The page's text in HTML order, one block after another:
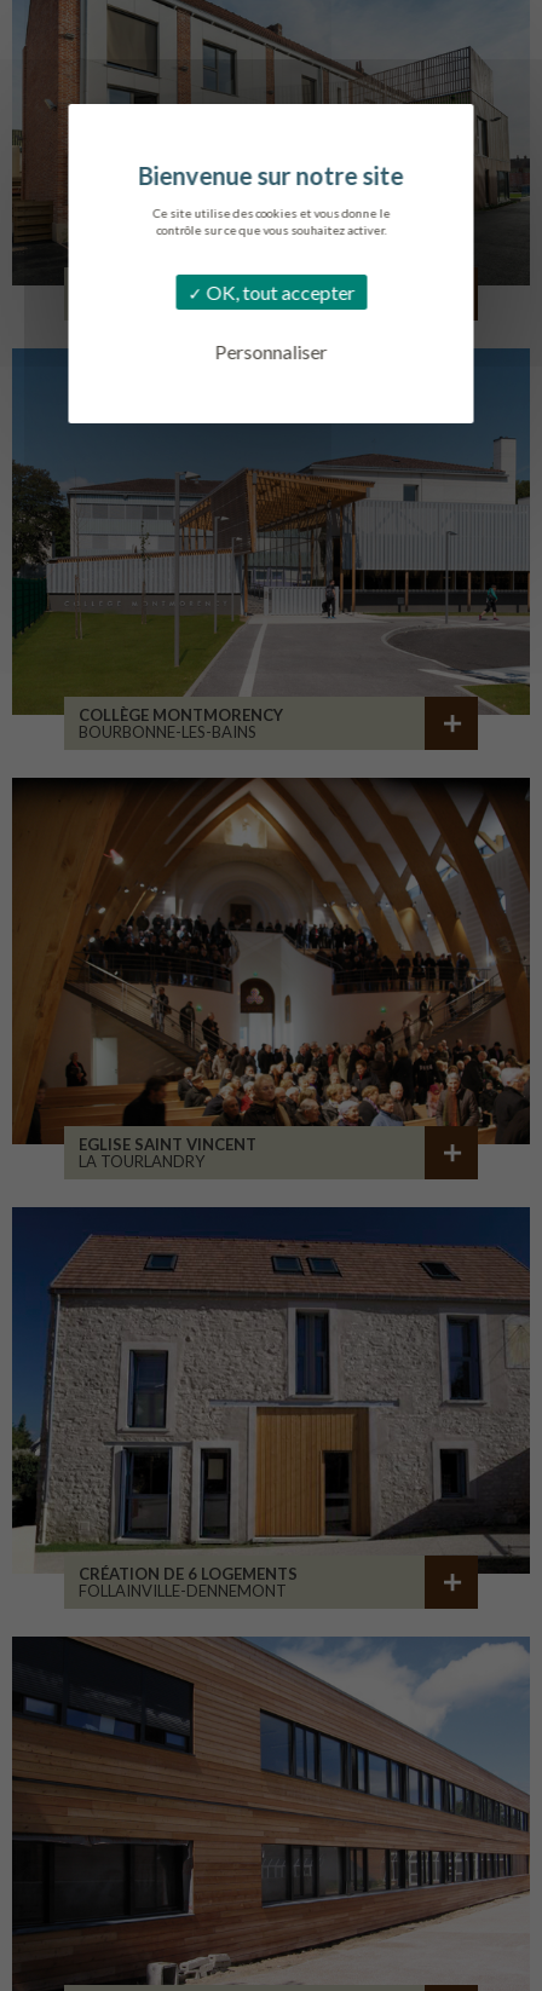
Ce site utilise des cookies et vous donne le
contrôle sur ce que vous souhaitez activer.
OK, tout accepter
Personnaliser
LOG. JEUNES TRAVAILLEURS
COLLÈGE MONTMORENCY
BOURBONNE-LES-BAINS
EGLISE SAINT VINCENT
LA TOURLANDRY
CRÉATION DE 6 LOGEMENTS
FOLLAINVILLE-DENNEMONT